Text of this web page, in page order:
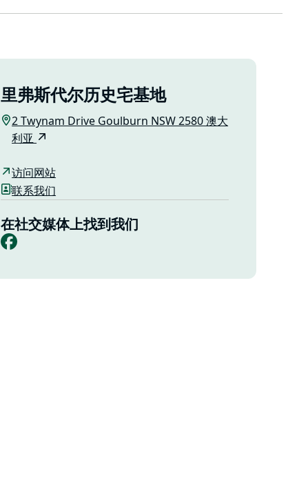
里弗斯代尔历史宅基地
2 Twynam Drive Goulburn NSW 2580 澳大
利亚
访问网站
联系我们
在社交媒体上找到我们
Facebook